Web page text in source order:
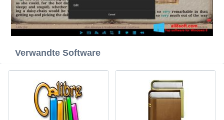
Verwandte Software